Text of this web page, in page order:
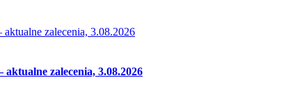
zalecenia, 3.08.2026